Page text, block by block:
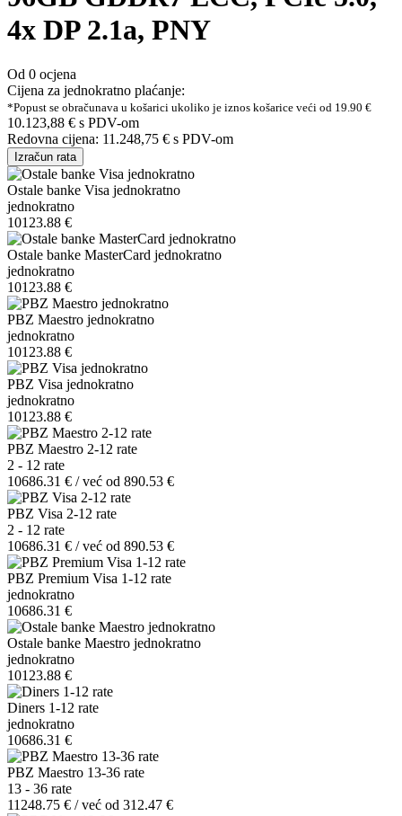
4x DP 2.1a, PNY
Od 0 ocjena
Cijena za jednokratno plaćanje:
*Popust se obračunava u košarici ukoliko je iznos košarice veći od 19.90 €
10.123,88 € s PDV-om
Redovna cijena: 11.248,75 € s PDV-om
Izračun rata
Ostale banke Visa jednokratno
jednokratno
10123.88 €
Ostale banke MasterCard jednokratno
jednokratno
10123.88 €
PBZ Maestro jednokratno
jednokratno
10123.88 €
PBZ Visa jednokratno
jednokratno
10123.88 €
PBZ Maestro 2-12 rate
2 - 12 rate
10686.31 € / već od 890.53 €
PBZ Visa 2-12 rate
2 - 12 rate
10686.31 € / već od 890.53 €
PBZ Premium Visa 1-12 rate
jednokratno
10686.31 €
Ostale banke Maestro jednokratno
jednokratno
10123.88 €
Diners 1-12 rate
jednokratno
10686.31 €
PBZ Maestro 13-36 rate
13 - 36 rate
11248.75 € / već od 312.47 €